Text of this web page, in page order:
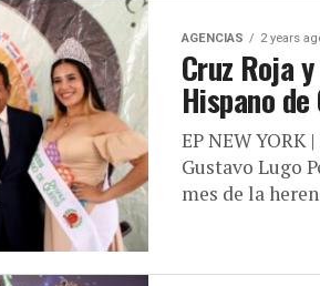
AGENCIAS 2 years
Cruz Roja
Hispano de
EP NEW YORK
Gustavo Lugo
mes de la